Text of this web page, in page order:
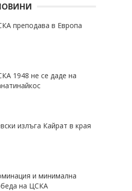
преподава в Европа
1948 не се даде на
излъга Кайрат в края
и минимална
на ЦСКА